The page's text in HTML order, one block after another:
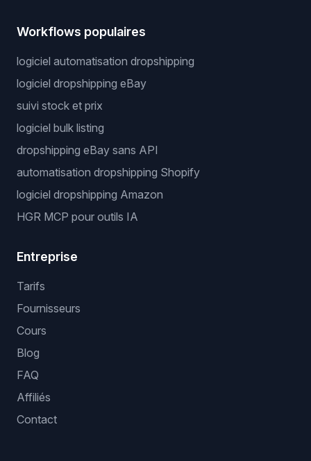
Workflows populaires
logiciel automatisation dropshipping
logiciel dropshipping eBay
suivi stock et prix
logiciel bulk listing
dropshipping eBay sans API
automatisation dropshipping Shopify
logiciel dropshipping Amazon
HGR MCP pour outils IA
Entreprise
Tarifs
Fournisseurs
Cours
Blog
FAQ
Affiliés
Contact